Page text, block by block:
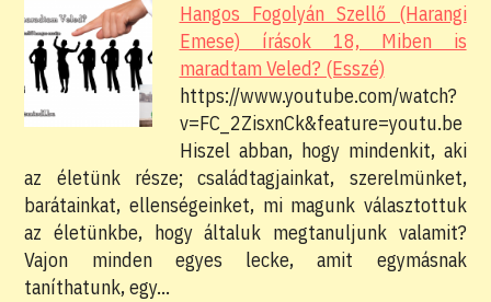
Hangos Fogolyán Szellő (Harangi
Emese) írások 18, Miben is
maradtam Veled? (Esszé)
https://www.youtube.com/watch?
v=FC_2ZisxnCk&feature=youtu.be
Hiszel abban, hogy mindenkit, aki
az életünk része; családtagjainkat, szerelmünket,
barátainkat, ellenségeinket, mi magunk választottuk
az életünkbe, hogy általuk megtanuljunk valamit?
Vajon minden egyes lecke, amit egymásnak
taníthatunk, egy…